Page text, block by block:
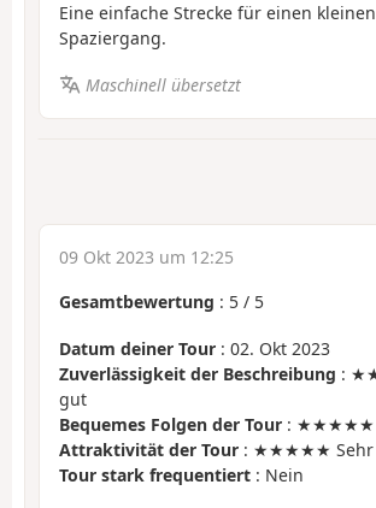
Eine einfache Strecke für einen kleinen
Spaziergang.
Maschinell übersetzt
09 Okt 2023 um 12:25
Gesamtbewertung : 5 / 5
Datum deiner Tour : 02. Okt 2023
Zuverlässigkeit der Beschreibung :
gut
Bequemes Folgen der Tour : ★★★★★
Attraktivität der Tour : ★★★★★ Sehr
Tour stark frequentiert : Nein